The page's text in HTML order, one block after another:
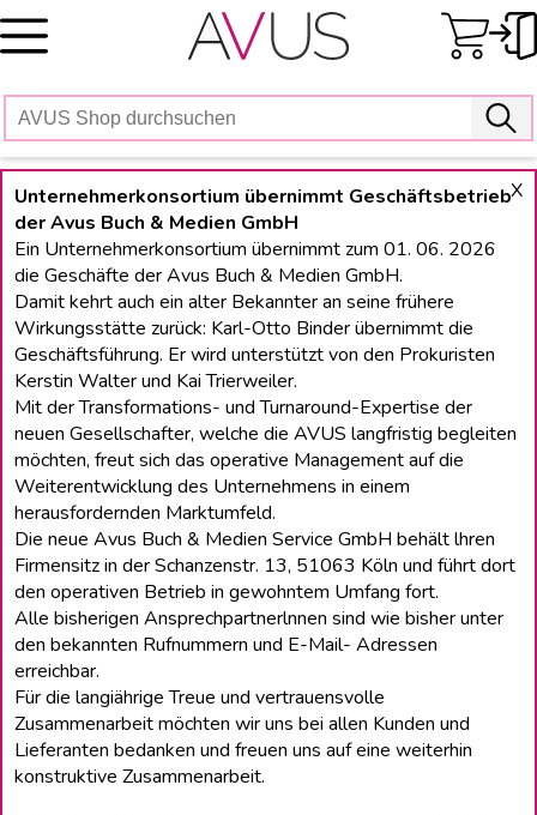
Skip
to
X
Unternehmerkonsortium übernimmt Geschäftsbetrieb
der Avus Buch & Medien GmbH
Ein Unternehmerkonsortium übernimmt zum 01. 06. 2026
die Geschäfte der Avus Buch & Medien GmbH.
Damit kehrt auch ein alter Bekannter an seine frühere
Wirkungsstätte zurück: Karl-Otto Binder übernimmt die
Geschäftsführung. Er wird unterstützt von den Prokuristen
Kerstin Walter und Kai Trierweiler.
Mit der Transformations- und Turnaround-Expertise der
neuen Gesellschafter, welche die AVUS langfristig begleiten
möchten, freut sich das operative Management auf die
Weiterentwicklung des Unternehmens in einem
herausfordernden Marktumfeld.
Die neue Avus Buch & Medien Service GmbH behält lhren
Firmensitz in der Schanzenstr. 13, 51063 Köln und führt dort
den operativen Betrieb in gewohntem Umfang fort.
Alle bisherigen Ansprechpartnerlnnen sind wie bisher unter
den bekannten Rufnummern und E-Mail- Adressen
erreichbar.
Für die langiährige Treue und vertrauensvolle
Zusammenarbeit möchten wir uns bei allen Kunden und
Lieferanten bedanken und freuen uns auf eine weiterhin
konstruktive Zusammenarbeit.